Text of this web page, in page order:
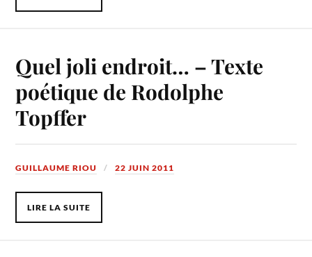
Quel joli endroit… – Texte
poétique de Rodolphe
Topffer
GUILLAUME RIOU 22 JUIN 2011
LIRE LA SUITE